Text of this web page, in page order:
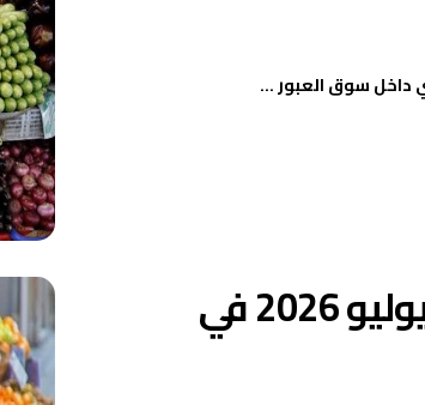
أسعار الخضروات والفاكهة اليوم الثلاثاء 28 يوليو 2026 في